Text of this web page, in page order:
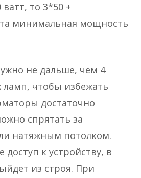
то 3*50 +
минимальная мощность
не дальше, чем 4
ламп, чтобы избежать
достаточно
спрятать за
натяжным потолком.
к устройству, в
из строя. При